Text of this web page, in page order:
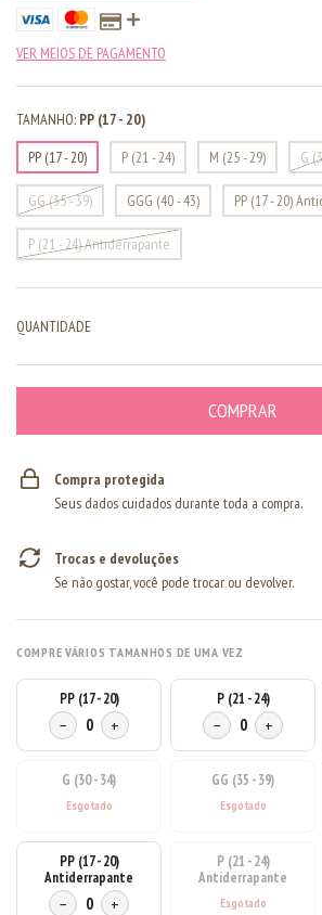
VER MEIOS DE PAGAMENTO
TAMANHO: PP (17 - 20)
PP (17 - 20)
P (21 - 24) M (25 - 29) G
GG (35 - 39) GGG (40 - 43) PP (17 - 20)
P (21 - 24) Antiderrapante
QUANTIDADE
Compra protegida
Seus dados cuidados durante toda a compra.
Trocas e devoluções
Se não gostar, você pode trocar ou devolver.
COMPRE VÁRIOS TAMANHOS DE UMA VEZ
PP (17 - 20)
− 0 +
P (21 - 24)
− 0 +
G (30 - 34) GG (35 - 39)
PP (17 - 20)
Antiderrapante
− 0 +
P (21 - 24)
Antiderrapante